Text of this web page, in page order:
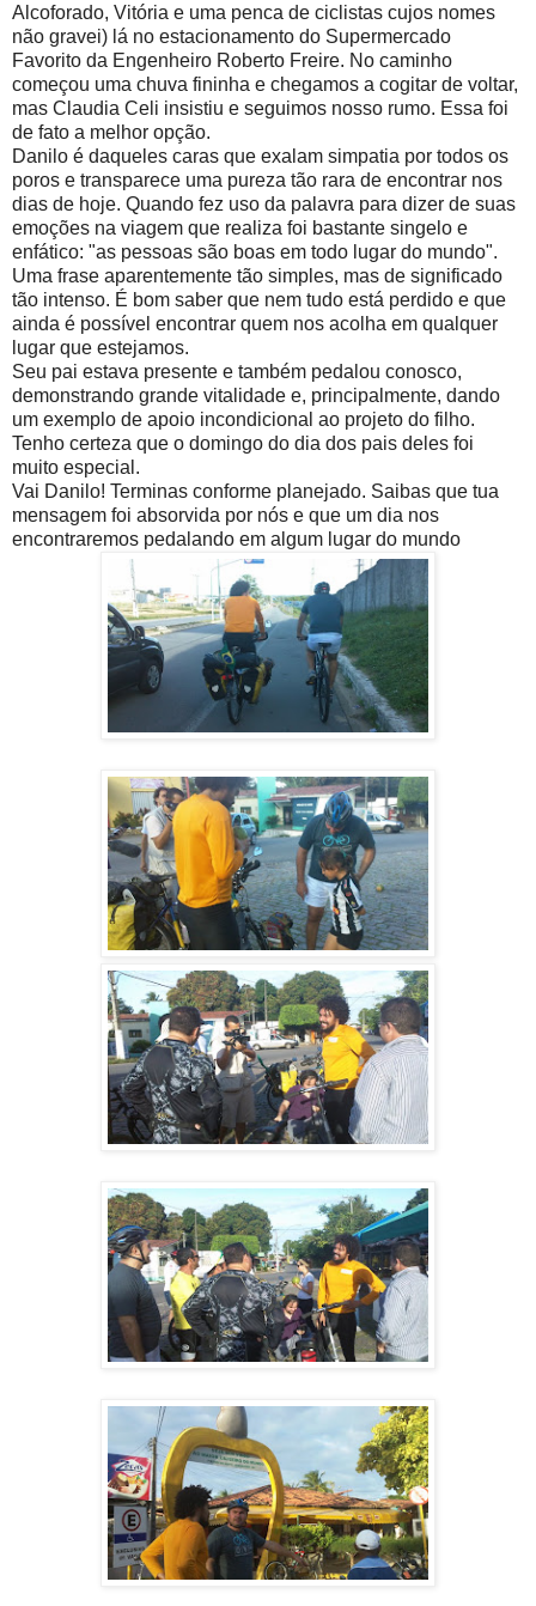
Alcoforado, Vitória e uma penca de ciclistas cujos nomes
não gravei) lá no estacionamento do Supermercado
Favorito da Engenheiro Roberto Freire. No caminho
começou uma chuva fininha e chegamos a cogitar de voltar,
mas Claudia Celi insistiu e seguimos nosso rumo. Essa foi
de fato a melhor opção.
Danilo é daqueles caras que exalam simpatia por todos os
poros e transparece uma pureza tão rara de encontrar nos
dias de hoje. Quando fez uso da palavra para dizer de suas
emoções na viagem que realiza foi bastante singelo e
enfático: "as pessoas são boas em todo lugar do mundo".
Uma frase aparentemente tão simples, mas de significado
tão intenso. É bom saber que nem tudo está perdido e que
ainda é possível encontrar quem nos acolha em qualquer
lugar que estejamos.
Seu pai estava presente e também pedalou conosco,
demonstrando grande vitalidade e, principalmente, dando
um exemplo de apoio incondicional ao projeto do filho.
Tenho certeza que o domingo do dia dos pais deles foi
muito especial.
Vai Danilo! Terminas conforme planejado. Saibas que tua
mensagem foi absorvida por nós e que um dia nos
encontraremos pedalando em algum lugar do mundo